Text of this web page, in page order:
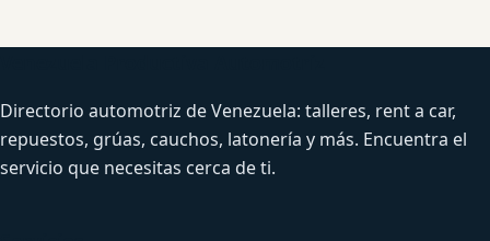
Directorio automotriz de Venezuela: talleres, rent a car,
repuestos, grúas, cauchos, latonería y más. Encuentra el
servicio que necesitas cerca de ti.